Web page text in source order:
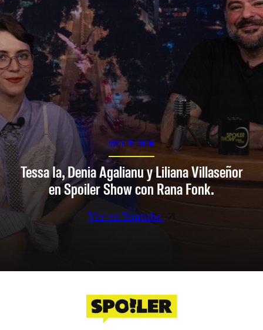
SPOILER SHOW
Tessa Ia, Denia Agalianu y Liliana Villaseñor
en Spoiler Show con Rana Fonk.
Ver en Youtube